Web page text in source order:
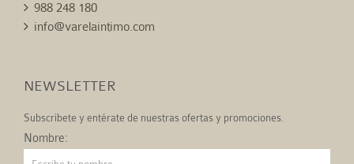
988 248 180
info@varelaintimo.com
NEWSLETTER
Subscríbete y entérate de nuestras ofertas y promociones.
Nombre: